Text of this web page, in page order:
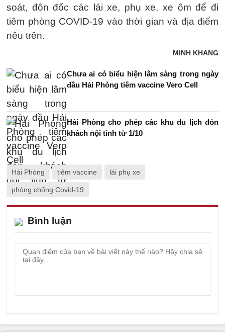
soát, đôn đốc các lái xe, phụ xe, xe ôm để đi
tiêm phòng COVID-19 vào thời gian và địa điểm
nêu trên.
MINH KHANG
Chưa ai có biểu hiện lâm sàng trong ngày
đầu Hải Phòng tiêm vaccine Vero Cell
Hải Phòng cho phép các khu du lịch đón
khách nội tỉnh từ 1/10
Hải Phòng tiêm vaccine lái phụ xe
phòng chống Covid-19
Bình luận